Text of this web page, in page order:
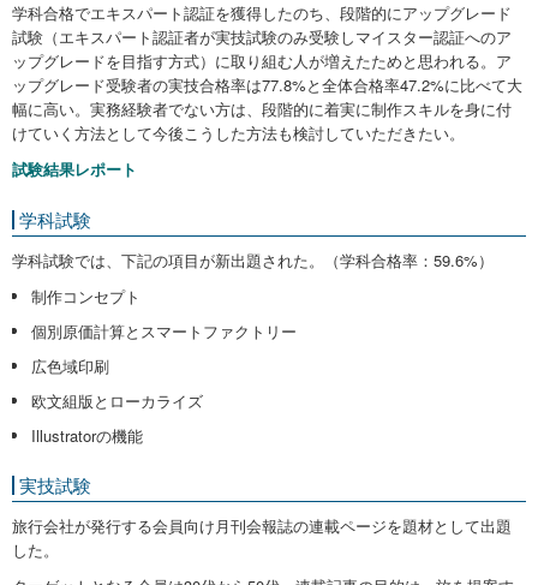
学科合格でエキスパート認証を獲得したのち、段階的にアップグレード
試験（エキスパート認証者が実技試験のみ受験しマイスター認証へのア
ップグレードを目指す方式）に取り組む人が増えたためと思われる。ア
ップグレード受験者の実技合格率は77.8%と全体合格率47.2%に比べて大
幅に高い。実務経験者でない方は、段階的に着実に制作スキルを身に付
けていく方法として今後こうした方法も検討していただきたい。
試験結果レポート
学科試験
学科試験では、下記の項目が新出題された。（学科合格率：59.6%）
制作コンセプト
個別原価計算とスマートファクトリー
広色域印刷
欧文組版とローカライズ
Illustratorの機能
実技試験
旅行会社が発行する会員向け月刊会報誌の連載ページを題材として出題
した。